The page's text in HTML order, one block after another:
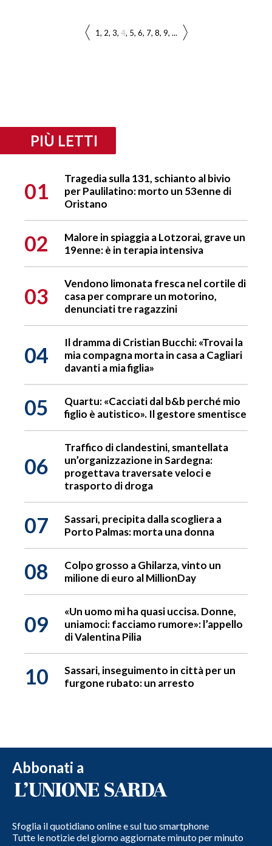
1 2 3 4 5 6 7 8 9 ...
PIÙ LETTI
01
Tragedia sulla 131, schianto al bivio
per Paulilatino: morto un 53enne di
Oristano
02
Malore in spiaggia a Lotzorai, grave un
19enne: è in terapia intensiva
03
Vendono limonata fresca nel cortile di
casa per comprare un motorino,
denunciati tre ragazzini
04
Il dramma di Cristian Bucchi: «Trovai la
mia compagna morta in casa a Cagliari
davanti a mia figlia»
05
Quartu: «Cacciati dal b&b perché mio
figlio è autistico». Il gestore smentisce
06
Traffico di clandestini, smantellata
un’organizzazione in Sardegna:
progettava traversate veloci e
trasporto di droga
07
Sassari, precipita dalla scogliera a
Porto Palmas: morta una donna
08
Colpo grosso a Ghilarza, vinto un
milione di euro al MillionDay
09
«Un uomo mi ha quasi uccisa. Donne,
uniamoci: facciamo rumore»: l’appello
di Valentina Pilia
10
Sassari, inseguimento in città per un
furgone rubato: un arresto
Abbonati a
Sfoglia il quotidiano online e sul tuo smartphone
Tutte le notizie del giorno aggiornate minuto per minuto